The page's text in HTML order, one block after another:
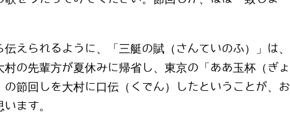
えられるように、「三艇の賦（さんていのふ）」は、
村の先輩方が夏休みに帰省し、東京の「ああ玉杯（ぎょ
の節回しを大村に口伝（くでん）したということが、お
ます。